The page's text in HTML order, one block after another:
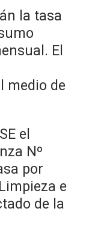
la tasa
El
medio de
el
Nº
por
e
de la